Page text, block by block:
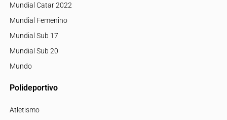
Mundial Catar 2022
Mundial Femenino
Mundial Sub 17
Mundial Sub 20
Mundo
Polideportivo
Atletismo